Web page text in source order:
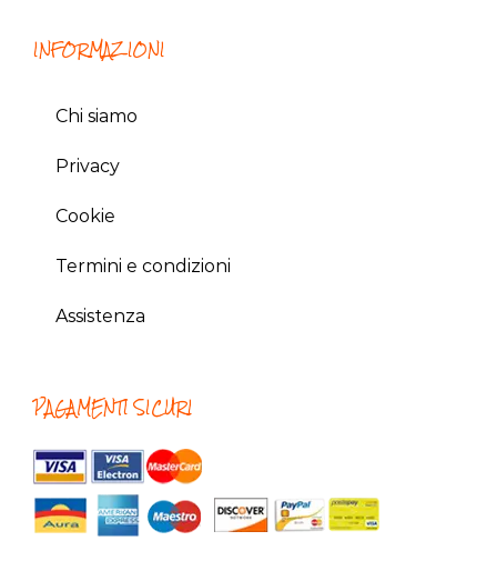
INFORMAZIONI
Chi siamo
Privacy
Cookie
Termini e condizioni
Assistenza
PAGAMENTI SICURI